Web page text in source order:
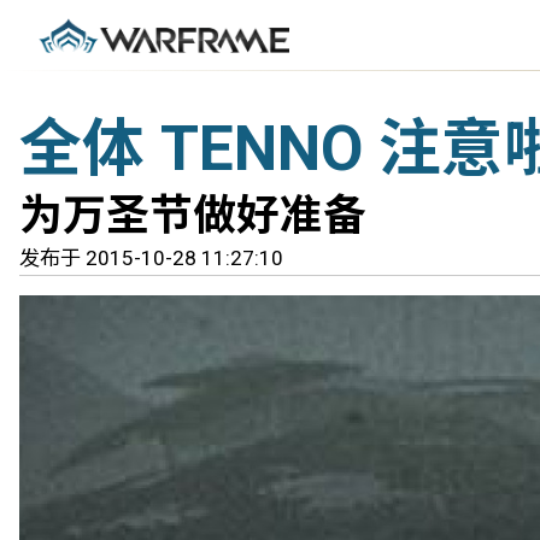
全体 TENNO 注意
为万圣节做好准备
发布于 2015-10-28 11:27:10